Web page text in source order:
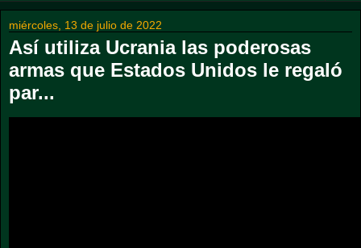
miércoles, 13 de julio de 2022
Así utiliza Ucrania las poderosas
armas que Estados Unidos le regaló
par...